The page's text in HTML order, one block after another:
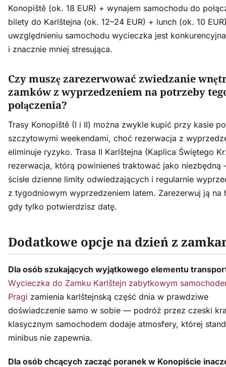
Konopiště (ok. 18 EUR) + wynajem samochodu do
bilety do Karlštejna (ok. 12–24 EUR) + lunch (ok. 10
uwzględnieniu samochodu wycieczka jest
i znacznie mniej stresująca.
Czy muszę zarezerwować zwiedzanie
zamków z wyprzedzeniem na potrzeby
połączenia?
Trasy Konopiště (I i II) można zwykle kupić przy kasie
szczytowymi weekendami, choć rezerwacja z
eliminuje ryzyko. Trasa II Karlštejna (Kaplica Świętego
rezerwacja, którą powinieneś traktować jako niezbędną
ścisłe dzienne limity odwiedzających i regularnie
z tygodniowym wyprzedzeniem latem. Zarezerwuj ją na
gdy tylko potwierdzisz datę.
Dodatkowe opcje na dzień z
Dla osób szukających wyjątkowego elementu
Wycieczka do Zamku Karlštejn zabytkowym
Pragi zamienia karlštejnską część dnia w prawdziwe
doświadczenie samo w sobie — podróż przez czeski
klasycznym samochodem dodaje atmosfery, której
minibus nie zapewnia.
Dla osób chcących zacząć poranek w Konopiście